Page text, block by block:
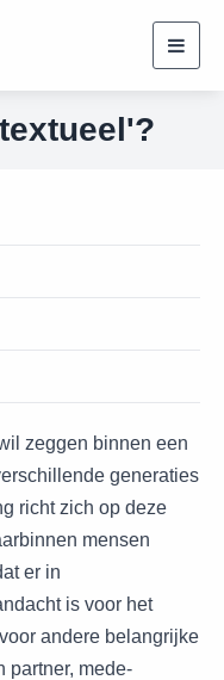
zeggen binnen een
generaties
richt zich op deze
mensen
er in
is voor het
andere belangrijke
partner, mede-